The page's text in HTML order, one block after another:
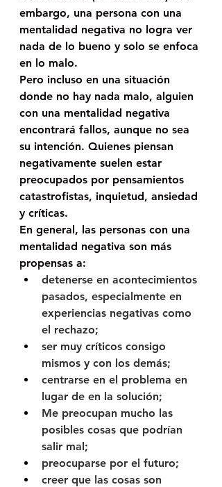
embargo, una persona con una
mentalidad negativa no logra ver
nada de lo bueno y solo se enfoca
en lo malo.
Pero incluso en una situación
donde no hay nada malo, alguien
con una mentalidad negativa
encontrará fallos, aunque no sea
su intención. Quienes piensan
negativamente suelen estar
preocupados por pensamientos
catastrofistas, inquietud, ansiedad
y críticas.
En general, las personas con una
mentalidad negativa son más
propensas a:
detenerse en acontecimientos
pasados, especialmente en
experiencias negativas como
el rechazo;
ser muy críticos consigo
mismos y con los demás;
centrarse en el problema en
lugar de en la solución;
Me preocupan mucho las
posibles cosas que podrían
salir mal;
preocuparse por el futuro;
creer que las cosas son